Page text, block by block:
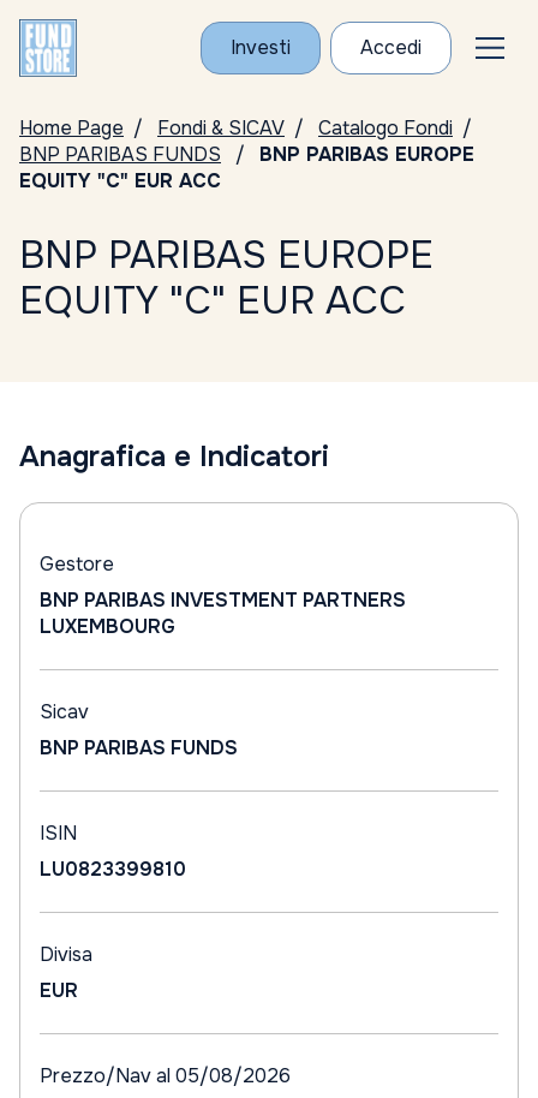
Investi Accedi
Home Page Fondi & SICAV
Catalogo Fondi
BNP PARIBAS FUNDS
BNP PARIBAS EUROPE
EQUITY "C" EUR ACC
BNP PARIBAS EUROPE
EQUITY "C" EUR ACC
Anagrafica e Indicatori
Gestore
BNP PARIBAS INVESTMENT PARTNERS
LUXEMBOURG
Sicav
BNP PARIBAS FUNDS
ISIN
LU0823399810
Divisa
EUR
Prezzo/Nav al 05/08/2026